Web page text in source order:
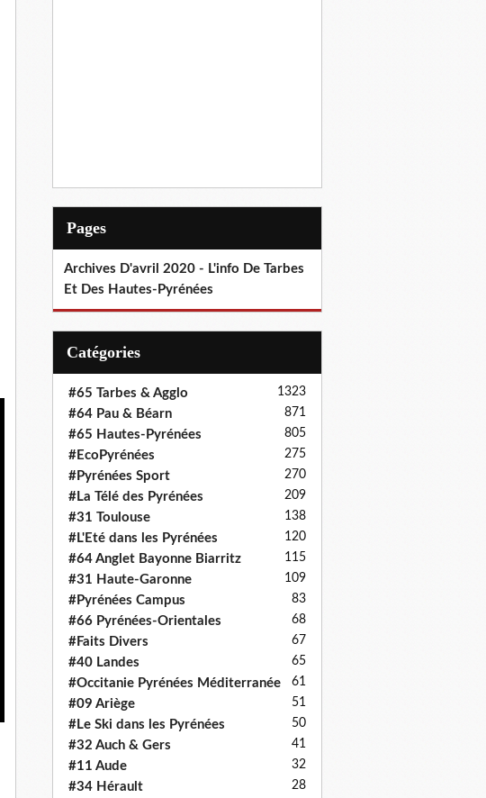
Pages
Archives D'avril 2020 - L'info De Tarbes
Et Des Hautes-Pyrénées
Catégories
#65 Tarbes & Agglo 1323
#64 Pau & Béarn 871
#65 Hautes-Pyrénées 805
#EcoPyrénées 275
#Pyrénées Sport 270
#La Télé des Pyrénées 209
#31 Toulouse 138
#L'Eté dans les Pyrénées 120
#64 Anglet Bayonne Biarritz 115
#31 Haute-Garonne 109
#Pyrénées Campus 83
#66 Pyrénées-Orientales 68
#Faits Divers 67
#40 Landes 65
#Occitanie Pyrénées Méditerranée 61
#09 Ariège 51
#Le Ski dans les Pyrénées 50
#32 Auch & Gers 41
#11 Aude 32
#34 Hérault 28